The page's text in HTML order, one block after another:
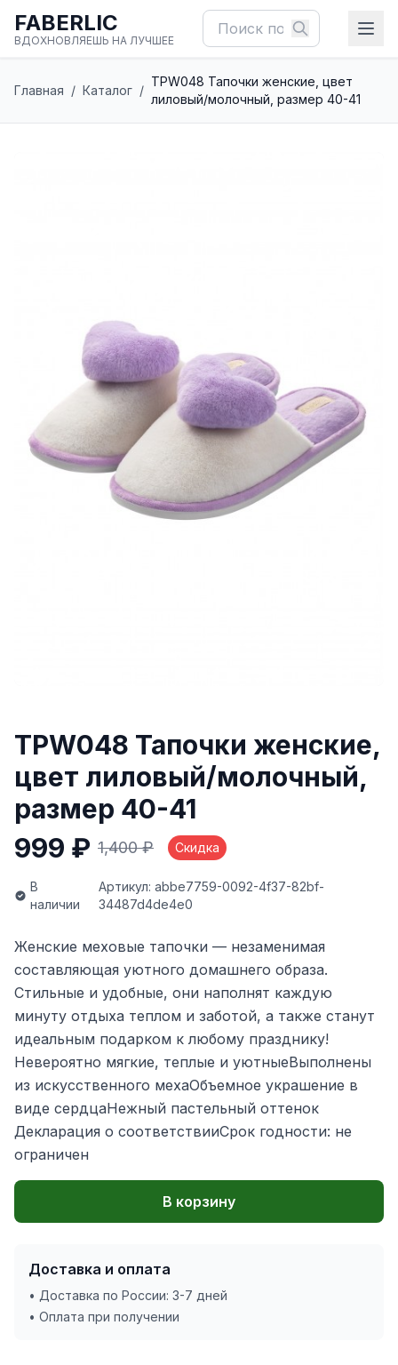
FABERLIC
ВДОХНОВЛЯЕШЬ НА ЛУЧШЕЕ
Главная / Каталог /
TPW048 Тапочки женские, цвет
лиловый/молочный, размер 40-41
TPW048 Тапочки женские,
цвет лиловый/молочный,
размер 40-41
999 ₽ 1,400 ₽ Скидка
В
наличии
Артикул: abbe7759-0092-4f37-82bf-
34487d4de4e0
Женские меховые тапочки — незаменимая
составляющая уютного домашнего образа.
Стильные и удобные, они наполнят каждую
минуту отдыха теплом и заботой, а также станут
идеальным подарком к любому празднику!
Невероятно мягкие, теплые и уютныеВыполнены
из искусственного мехаОбъемное украшение в
виде сердцаНежный пастельный оттенок
Декларация о соответствииСрок годности: не
ограничен
В корзину
Доставка и оплата
• Доставка по России: 3-7 дней
• Оплата при получении